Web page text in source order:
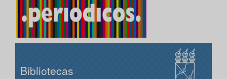
Bibliotecas